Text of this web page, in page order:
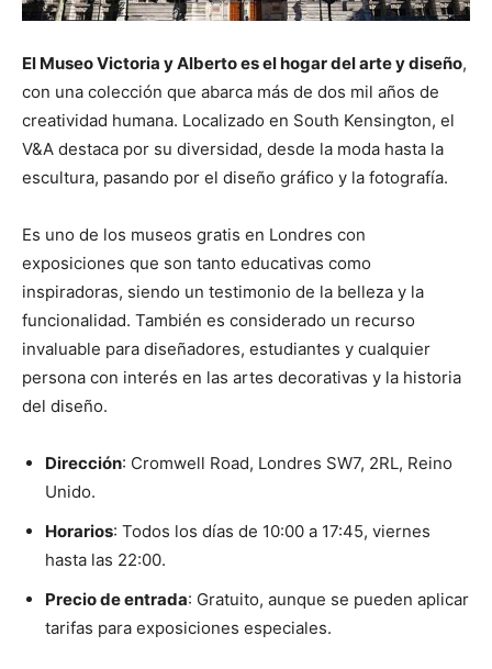
El Museo Victoria y Alberto es el hogar del arte y diseño,
con una colección que abarca más de dos mil años de
creatividad humana. Localizado en South Kensington, el
V&A destaca por su diversidad, desde la moda hasta la
escultura, pasando por el diseño gráfico y la fotografía.
Es uno de los museos gratis en Londres con
exposiciones que son tanto educativas como
inspiradoras, siendo un testimonio de la belleza y la
funcionalidad. También es considerado un recurso
invaluable para diseñadores, estudiantes y cualquier
persona con interés en las artes decorativas y la historia
del diseño.
Dirección: Cromwell Road, Londres SW7, 2RL, Reino
Unido.
Horarios: Todos los días de 10:00 a 17:45, viernes
hasta las 22:00.
Precio de entrada: Gratuito, aunque se pueden aplicar
tarifas para exposiciones especiales.